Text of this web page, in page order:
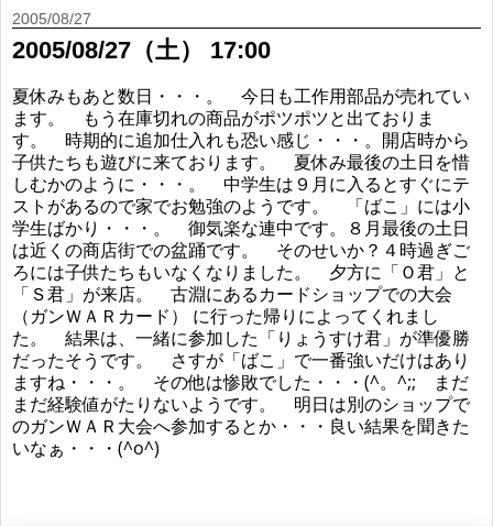
2005/08/27
2005/08/27（土） 17:00
夏休みもあと数日・・・。 今日も工作用部品が売れてい
ます。 もう在庫切れの商品がポツポツと出ておりま
す。 時期的に追加仕入れも恐い感じ・・・。開店時から
子供たちも遊びに来ております。 夏休み最後の土日を惜
しむかのように・・・。 中学生は９月に入るとすぐにテ
ストがあるので家でお勉強のようです。 「ばこ」には小
学生ばかり・・・。 御気楽な連中です。８月最後の土日
は近くの商店街での盆踊です。 そのせいか？４時過ぎご
ろには子供たちもいなくなりました。 夕方に「Ｏ君」と
「Ｓ君」が来店。 古淵にあるカードショップでの大会
（ガンＷＡＲカード） に行った帰りによってくれまし
た。 結果は、一緒に参加した「りょうすけ君」が準優勝
だったそうです。 さすが「ばこ」で一番強いだけはあり
ますね・・・。 その他は惨敗でした・・・(^。^;; まだ
まだ経験値がたりないようです。 明日は別のショップで
のガンＷＡＲ大会へ参加するとか・・・良い結果を聞きた
いなぁ・・・(^o^)